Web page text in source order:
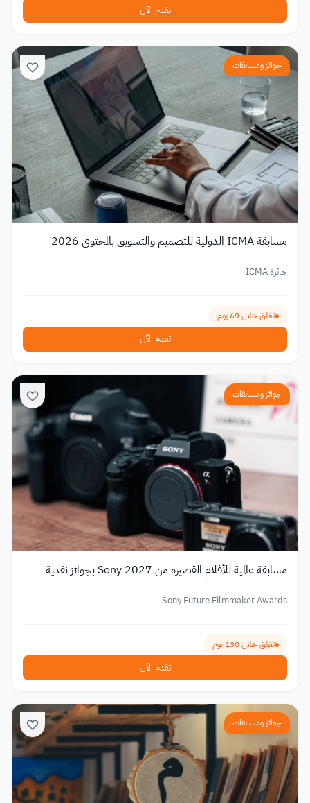
تقدم الآن
جوائز ومسابقات
مسابقة ICMA الدولية للتصميم والتسويق بالمحتوى 2026
جائزة ICMA
تغلق خلال 69 يوم
تقدم الآن
جوائز ومسابقات
مسابقة عالمية للأفلام القصيرة من Sony 2027 بجوائز نقدية
Sony Future Filmmaker Awards
تغلق خلال 130 يوم
تقدم الآن
جوائز ومسابقات